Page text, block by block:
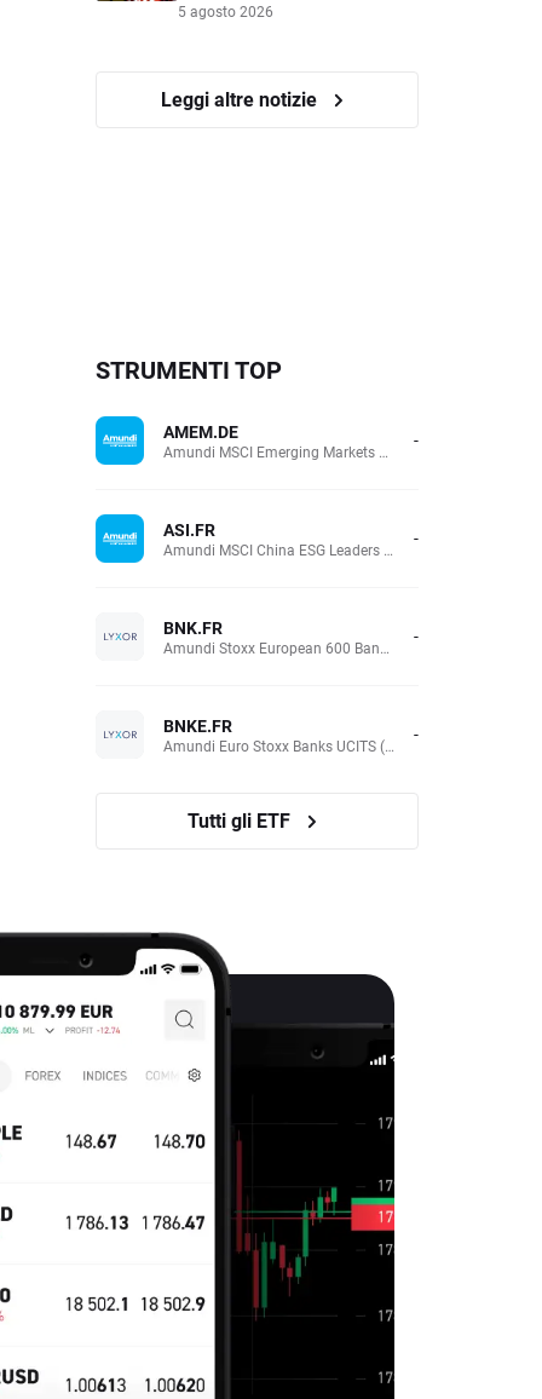
5 agosto 2026
Leggi altre notizie
STRUMENTI TOP
AMEM.DE
Amundi MSCI Emerging Markets UCITS (Acc EUR) -
ASI.FR
Amundi MSCI China ESG Leaders Extra (DR) UCITS (Acc EUR) -
BNK.FR
Amundi Stoxx European 600 Banks UCITS(Acc EUR) -
BNKE.FR
Amundi Euro Stoxx Banks UCITS (Acc EUR) -
Tutti gli ETF